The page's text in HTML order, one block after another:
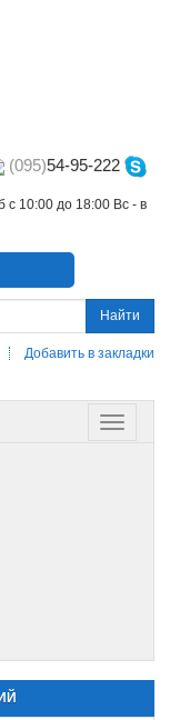
(095)54-95-222
10:00 до 18:00 Вс - в
Найти
Добавить в закладки